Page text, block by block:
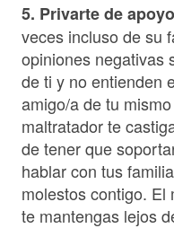
5. Privarte de
veces incluso de su
opiniones negativas
de ti y no entienden
amigo/a de tu
maltratador te
de tener que
hablar con tus
molestos contigo.
te mantengas lejos